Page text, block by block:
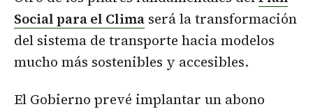
Social para el Clima será la transformación
del sistema de transporte hacia modelos
mucho más sostenibles y accesibles.
El Gobierno prevé implantar un abono